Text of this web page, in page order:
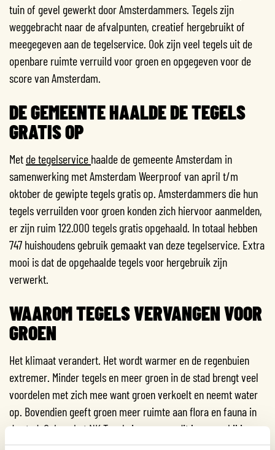
tuin of gevel gewerkt door Amsterdammers. Tegels zijn
weggebracht naar de afvalpunten, creatief hergebruikt of
meegegeven aan de tegelservice. Ook zijn veel tegels uit de
openbare ruimte verruild voor groen en opgegeven voor de
score van Amsterdam.
DE GEMEENTE HAALDE DE TEGELS
GRATIS OP
Met de tegelservice haalde de gemeente Amsterdam in
samenwerking met Amsterdam Weerproof van april t/m
oktober de gewipte tegels gratis op. Amsterdammers die hun
tegels verruilden voor groen konden zich hiervoor aanmelden,
er zijn ruim 122.000 tegels gratis opgehaald. In totaal hebben
747 huishoudens gebruik gemaakt van deze tegelservice. Extra
mooi is dat de opgehaalde tegels voor hergebruik zijn
verwerkt.
WAAROM TEGELS VERVANGEN VOOR
GROEN
Het klimaat verandert. Het wordt warmer en de regenbuien
extremer. Minder tegels en meer groen in de stad brengt veel
voordelen met zich mee want groen verkoelt en neemt water
op. Bovendien geeft groen meer ruimte aan flora en fauna in
de stad. Ook nu het NK Tegelwippen voor dit jaar voorbij is,
blijft het wippen van tegels en het vergroenen van je tuin